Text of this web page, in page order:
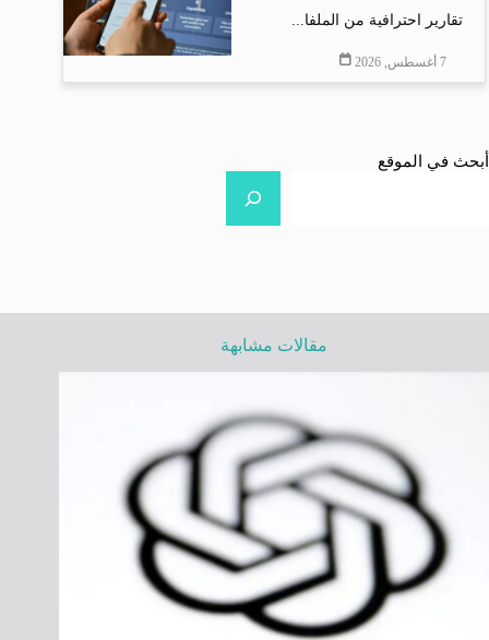
تقارير احترافية من الملفا...
7 أغسطس, 2026
أبحث في الموقع
مقالات مشابهة